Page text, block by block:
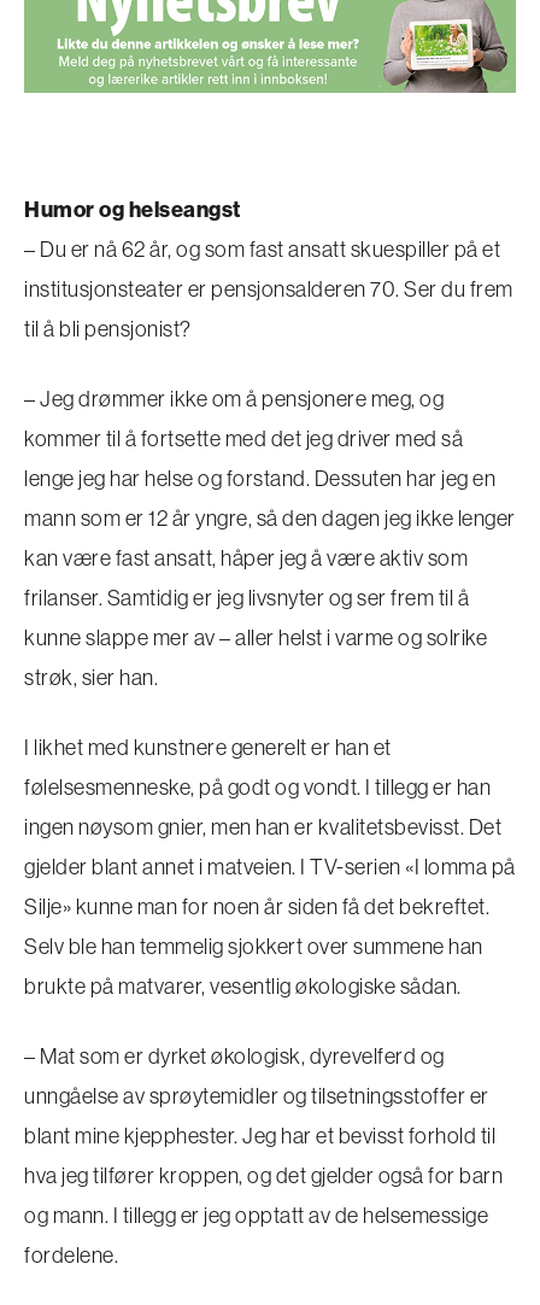
Humor og helseangst
– Du er nå 62 år, og som fast ansatt skuespiller på et
institusjonsteater er pensjonsalderen 70. Ser du frem
til å bli pensjonist?
– Jeg drømmer ikke om å pensjonere meg, og
kommer til å fortsette med det jeg driver med så
lenge jeg har helse og forstand. Dessuten har jeg en
mann som er 12 år yngre, så den dagen jeg ikke lenger
kan være fast ansatt, håper jeg å være aktiv som
frilanser. Samtidig er jeg livsnyter og ser frem til å
kunne slappe mer av – aller helst i varme og solrike
strøk, sier han.
I likhet med kunstnere generelt er han et
følelsesmenneske, på godt og vondt. I tillegg er han
ingen nøysom gnier, men han er kvalitetsbevisst. Det
gjelder blant annet i matveien. I TV-serien «I lomma på
Silje» kunne man for noen år siden få det bekreftet.
Selv ble han temmelig sjokkert over summene han
brukte på matvarer, vesentlig økologiske sådan.
– Mat som er dyrket økologisk, dyrevelferd og
unngåelse av sprøytemidler og tilsetningsstoffer er
blant mine kjepphester. Jeg har et bevisst forhold til
hva jeg tilfører kroppen, og det gjelder også for barn
og mann. I tillegg er jeg opptatt av de helsemessige
fordelene.